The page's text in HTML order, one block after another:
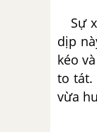
Sự
dịp
kéo
to tát.
vừa